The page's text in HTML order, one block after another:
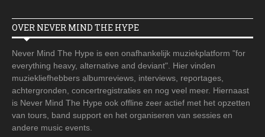
OVER NEVER MIND THE HYPE
Never Mind The Hype is een onafhankelijk muziekplatform "for
everything heavy, alternative and deviant". Hier vinden
muziekliefhebbers albumreviews, interviews, reportages,
achtergronden, concertregistraties en nog veel meer. Hiernaast
is Never Mind The Hype ook offline zeer actief met het opzetten
van tours, band support en het organiseren van sessies en
andere music events.